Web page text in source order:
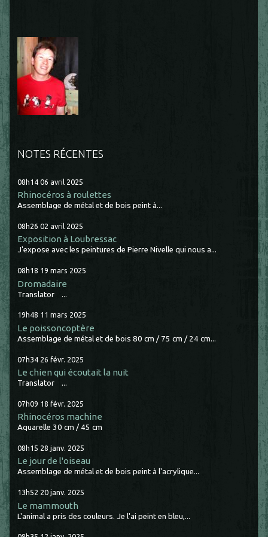
NOTES RÉCENTES
08h14 06 avril 2025
Rhinocéros à roulettes
Assemblage de métal et de bois peint à...
08h26 02 avril 2025
Exposition à Loubressac
J'expose avec les peintures de Pierre Nivelle qui nous a...
08h18 19 mars 2025
Dromadaire
Translator ...
19h48 11 mars 2025
Le poissoncoptère
Assemblage de métal et de bois 80 cm / 75 cm / 24 cm...
07h34 26 févr. 2025
Le chien qui écoutait la nuit
Translator ...
07h09 18 févr. 2025
Rhinocéros machine
Aquarelle 30 cm / 45 cm
08h15 28 janv. 2025
Le jour de l'oiseau
Assemblage de métal et de bois peint à l'acrylique...
13h52 20 janv. 2025
Le mammouth
L'animal a pris des couleurs. Je l'ai peint en bleu,...